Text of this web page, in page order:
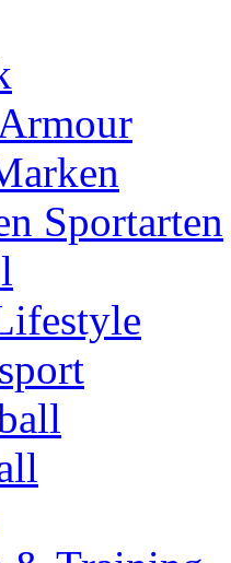
Sportarten